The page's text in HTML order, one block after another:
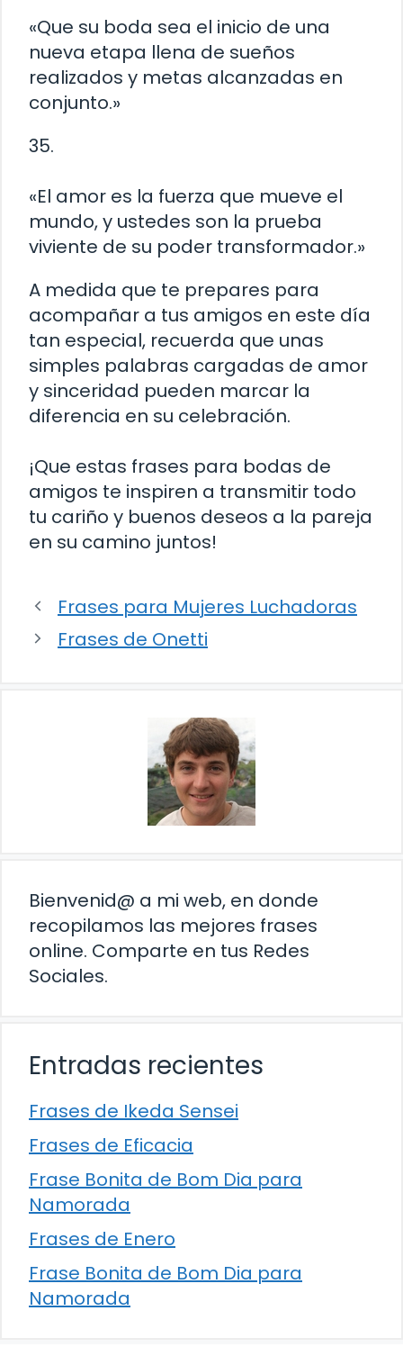
«Que su boda sea el inicio de una
nueva etapa llena de sueños
realizados y metas alcanzadas en
conjunto.»
35.
«El amor es la fuerza que mueve el
mundo, y ustedes son la prueba
viviente de su poder transformador.»
A medida que te prepares para
acompañar a tus amigos en este día
tan especial, recuerda que unas
simples palabras cargadas de amor
y sinceridad pueden marcar la
diferencia en su celebración.
¡Que estas frases para bodas de
amigos te inspiren a transmitir todo
tu cariño y buenos deseos a la pareja
en su camino juntos!
Frases para Mujeres Luchadoras
Frases de Onetti
Bienvenid@ a mi web, en donde
recopilamos las mejores frases
online. Comparte en tus Redes
Sociales.
Entradas recientes
Frases de Ikeda Sensei
Frases de Eficacia
Frase Bonita de Bom Dia para
Namorada
Frases de Enero
Frase Bonita de Bom Dia para
Namorada